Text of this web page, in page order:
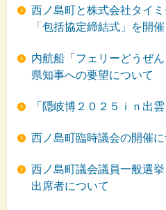
西ノ島町と株式会社タイ
「包括協定締結式」を開
内航船「フェリーどうぜ
県知事への要望について
「隠岐博２０２５ｉｎ出
西ノ島町臨時議会の開催に
西ノ島町議会議員一般選
出席者について